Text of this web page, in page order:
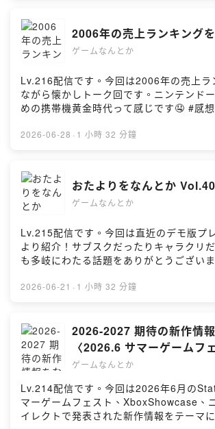
活動の幅を広げるため、さらなる番組リス
を目指してYouTubeチャンネルを開設し
キャストと同じ音源を配信だけではなく、
の取り組みも挑戦していこうかと思います
もチャンネル登録をお願いいたします。
https://www.youtube.com/c/
///////////////■ 番組の感想には #ゲームな
にお使いください！■ X：@gamenantoka
///////////////(00:00:00) ｜オープニング
トはにしらぎさん(00:12:49) ｜本編／ポ
か(01:30:13) ｜エンディング//// 番組への
サイト（ https://gamenantoka.com/ ）
gamenantoka@gmail.com へお送りく
YouTubeチャンネル ///////////////ゲームな
を目指してYouTubeチャンネルを開設し
もチャンネル登録をお願いいたします。
https://www.youtube.com/c/
///////////////■ 番組の感想には #ゲームなん
2006年の売上ランキング
ゲームなんとか
Lv.216配信です。今回は2006年の売上ラ
ながら懐かしトーク回です。ニンテンド
めの携帯機黄金時代って感じです🤤 #感
ランキングはこちらhttps://
売上ランキング／DS／PSP//// 出演
HARU//// チャプター ///////////////
ング(00:00:55) ｜まじかる☆プリンセス
the Sword(00:23:31) ｜本編／2006年の
キングをなんとか(01:27:52) ｜エンディ
のおたより ///////////////番組へのおたより
は gamenantoka@gmail.com へお送り
加を目指してYouTubeチャンネルを開設
ドキャストと同じ音源を配信だけではなく
はの取り組みも挑戦していこうかと思いま
ともチャンネル登録をお願いいたします。
https://www.youtube.com/c/
///////////////■ 番組の感想には #ゲームな
にお使いください！■ X：
2026-06-28 · 1 小時 32 分鐘
おたよりをなんとか Vol.40
ゲームなんとか
Lv.215配信です。今回は直近のデモ版プ
より紹介！サブスクだったりキャラクリ
も多岐にわたる話題をありがとうござい
///////////////BabySteps 山頂／まじかるプ
ー）体験版／ドラクエ７リイマジンド／
ラクリ//// 出演 ///////////////こへい／
///////////////(00:00:00) ｜オープニング
かる☆プリンセス(00:04:42) ｜
む)(00:13:39) ｜まじかる☆プリンセス
険家エリオットの千年物語 体験版
ード 体験版(00:30:43) ｜Order of the
験版(00:35:19) ｜本編／おたよりをなん
2026-06-21 · 1 小時 32 分鐘
2026-2027 期待の新作情
〈2026.6 サマーゲームフ
ゲームなんとか
Lv.214配信です。今回は2026年6月の
マーゲームフェスト、XboxShowcase、
イレクトで発表された新作情報をテーマ